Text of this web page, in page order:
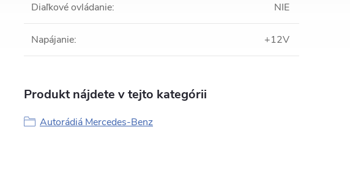
Diaľkové ovládanie: NIE
Napájanie: +12V
Produkt nájdete v tejto kategórii
Autorádiá Mercedes-Benz